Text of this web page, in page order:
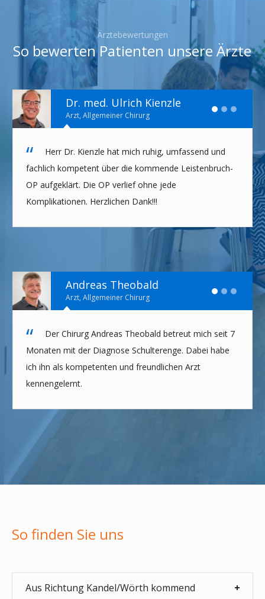
Ärztebewertungen
So bewerten Patienten unsere Ärzte
Dr. med. Ulrich Kienzle
Arzt, Allgemeiner Chirurg
Herr Dr. Kienzle hat mich ruhig, umfassend und
fachlich kompetent über die kommende Leistenbruch-
OP aufgeklärt. Die OP verlief ohne jede
Komplikationen. Herzlichen Dank!!!
Andreas Theobald
Arzt, Allgemeiner Chirurg
Der Chirurg Andreas Theobald betreut mich seit 7
Monaten mit der Diagnose Schulterenge. Dabei habe
ich ihn als kompetenten und freundlichen Arzt
kennengelernt.
So finden Sie uns
Aus Richtung Kandel/Wörth kommend